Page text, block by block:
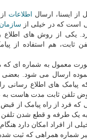
از ایسنا، ارسال اطلاعات
است که در خیلی از سازمان
از روش های اطلاع
ثابت، هم استفاده از
معمول به شماره ای که
ارسال می شود. بعضی
که پیامک های اطلاع رسانی
تلفن ثابت مدت هاست
فرد از راه پیامک از قبض
به یک طرفه و قطع شدن
از افراد امکان دارد